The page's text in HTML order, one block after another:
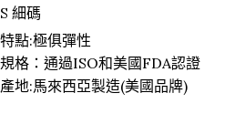
S 細碼
特點:極俱彈性
規格：通過ISO和美國FDA認證
產地:馬來西亞製造(美國品牌)